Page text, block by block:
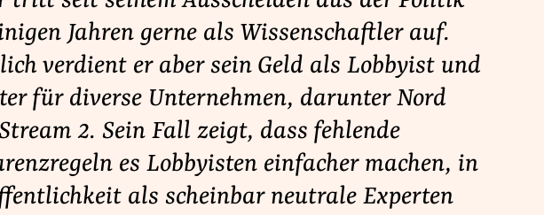
Jahren gerne als Wissenschaftler auf.
verdient er aber sein Geld als Lobbyist und
für diverse Unternehmen, darunter Nord
2. Sein Fall zeigt, dass fehlende
es Lobbyisten einfacher machen, in
als scheinbar neutrale Experten